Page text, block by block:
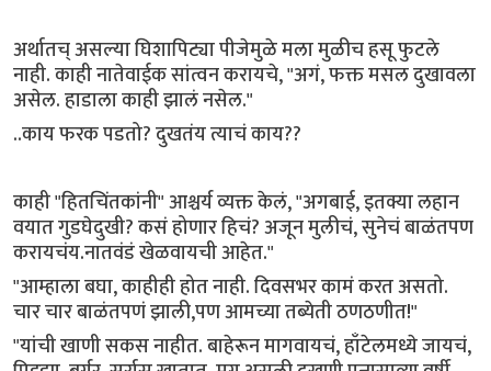
अर्थातच् असल्या घिशापिट्या पीजेमुळे मला मुळीच हसू फुटले
नाही. काही नातेवाईक सांत्वन करायचे, "अगं, फक्त मसल दुखावला
असेल. हाडाला काही झालं नसेल."
..काय फरक पडतो? दुखतंय त्याचं काय??
काही "हितचिंतकांनी" आश्चर्य व्यक्त केलं, "अगबाई, इतक्या लहान
वयात गुडघेदुखी? कसं होणार हिचं? अजून मुलीचं, सुनेचं बाळंतपण
करायचंय.नातवंडं खेळवायची आहेत."
"आम्हाला बघा, काहीही होत नाही. दिवसभर कामं करत असतो.
चार चार बाळंतपणं झाली,पण आमच्या तब्येती ठणठणीत!"
"यांची खाणी सकस नाहीत. बाहेरून मागवायचं, हाँटेलमध्ये जायचं,